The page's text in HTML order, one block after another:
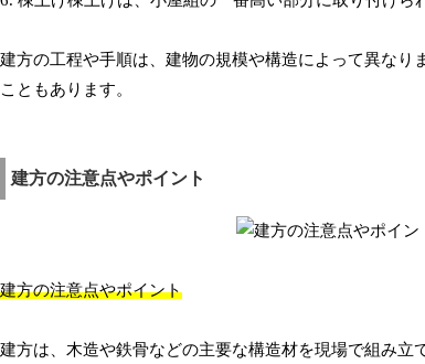
建方の工程や手順は、建物の規模や構造によって異な
こともあります。
建方の注意点やポイント
建方の注意点やポイント
建方は、木造や鉄骨などの主要な構造材を現場で組み立